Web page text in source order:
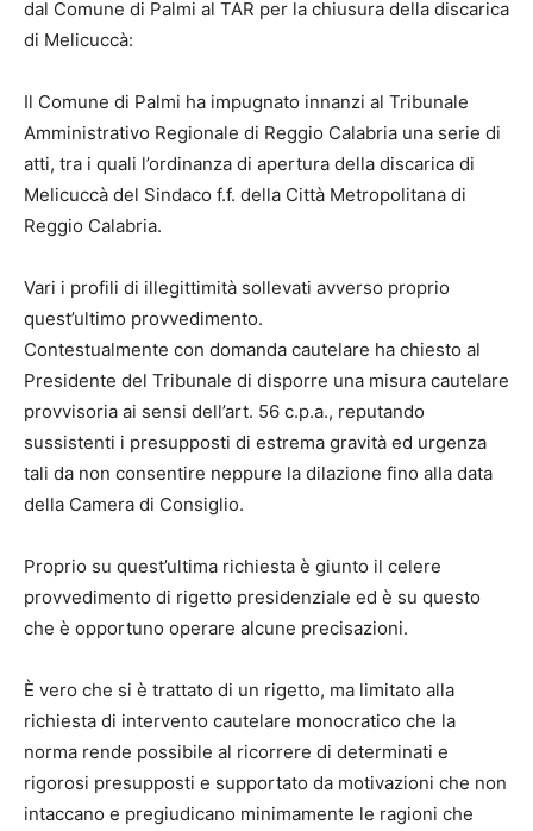
dal Comune di Palmi al TAR per la chiusura della discarica
di Melicuccà:
Il Comune di Palmi ha impugnato innanzi al Tribunale
Amministrativo Regionale di Reggio Calabria una serie di
atti, tra i quali l’ordinanza di apertura della discarica di
Melicuccà del Sindaco f.f. della Città Metropolitana di
Reggio Calabria.
Vari i profili di illegittimità sollevati avverso proprio
quest’ultimo provvedimento.
Contestualmente con domanda cautelare ha chiesto al
Presidente del Tribunale di disporre una misura cautelare
provvisoria ai sensi dell’art. 56 c.p.a., reputando
sussistenti i presupposti di estrema gravità ed urgenza
tali da non consentire neppure la dilazione fino alla data
della Camera di Consiglio.
Proprio su quest’ultima richiesta è giunto il celere
provvedimento di rigetto presidenziale ed è su questo
che è opportuno operare alcune precisazioni.
È vero che si è trattato di un rigetto, ma limitato alla
richiesta di intervento cautelare monocratico che la
norma rende possibile al ricorrere di determinati e
rigorosi presupposti e supportato da motivazioni che non
intaccano e pregiudicano minimamente le ragioni che